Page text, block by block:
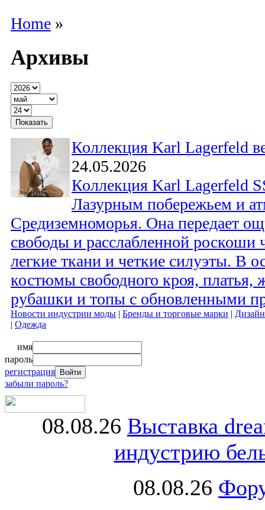
Home »
Архивы
Коллекция Karl Lagerfeld
24.05.2026
Коллекция Karl Lagerfeld
Лазурным побережьем и
Средиземноморья. Она передает
свободы и расслабленной роскоши
легкие ткани и четкие силуэты. В
костюмы свободного кроя, платья,
рубашки и топы с обновленными
Новости индустрии моды | Бренды и торговые марки |
| Одежда
имя
пароль
регистрация
забыли пароль?
08.08.26 Выставка
индустрию
08.08.26